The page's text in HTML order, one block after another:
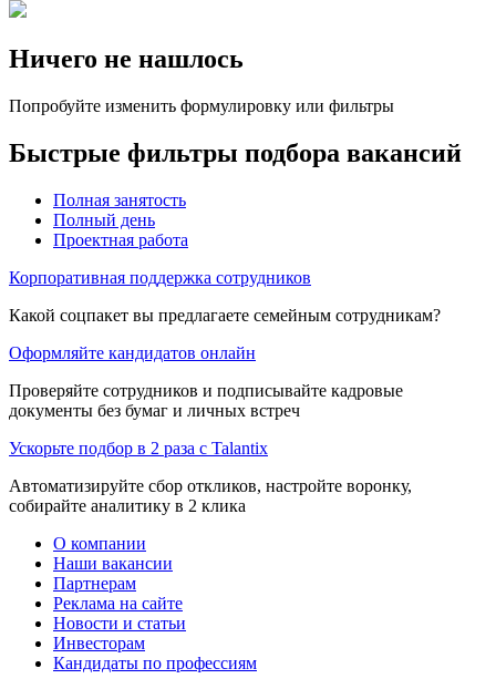
Ничего не нашлось
Попробуйте изменить формулировку или фильтры
Быстрые фильтры подбора вакансий
Полная занятость
Полный день
Проектная работа
Корпоративная поддержка сотрудников
Какой соцпакет вы предлагаете семейным сотрудникам?
Оформляйте кандидатов онлайн
Проверяйте сотрудников и подписывайте кадровые
документы без бумаг и личных встреч
Ускорьте подбор в 2 раза с Talantix
Автоматизируйте сбор откликов, настройте воронку,
собирайте аналитику в 2 клика
О компании
Наши вакансии
Партнерам
Реклама на сайте
Новости и статьи
Инвесторам
Кандидаты по профессиям